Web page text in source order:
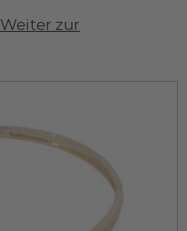
Weiter zur